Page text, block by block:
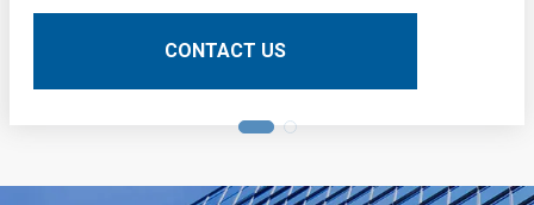
circuito impresso (PCBs). Aqui está uma descrição
técnica detalhada:CONTACT US